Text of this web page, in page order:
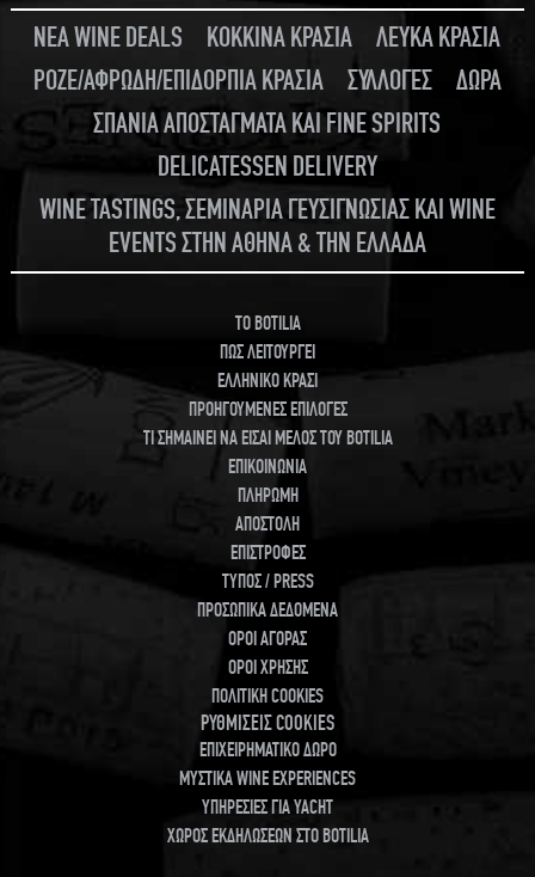
ΝΕΑ WINE DEALS ΚΟΚΚΙΝΑ ΚΡΑΣΙΑ
ΛΕΥΚΑ ΚΡΑΣΙΑ
ΡΟΖΕ/ΑΦΡΩΔΗ/ΕΠΙΔΟΡΠΙΑ ΚΡΑΣΙΑ
ΣΥΛΛΟΓΕΣ
ΔΩΡΑ
ΣΠΑΝΙΑ ΑΠΟΣΤΑΓΜΑΤΑ ΚΑΙ FINE SPIRITS
DELICATESSEN DELIVERY
WINE TASTINGS, ΣΕΜΙΝΑΡΙΑ ΓΕΥΣΙΓΝΩΣΙΑΣ ΚΑΙ WINE
EVENTS ΣΤΗΝ ΑΘΗΝΑ & ΤΗΝ ΕΛΛΑΔΑ
TO BOTILIA
ΠΩΣ ΛΕΙΤΟΥΡΓΕΙ
ΕΛΛΗΝΙΚΟ ΚΡΑΣΙ
ΠΡΟΗΓΟΥΜΕΝΕΣ ΕΠΙΛΟΓΕΣ
ΤΙ ΣΗΜΑΙΝΕΙ ΝΑ ΕΙΣΑΙ ΜΕΛΟΣ ΤΟΥ BOTILIA
ΕΠΙΚΟΙΝΩΝΙΑ
ΠΛΗΡΩΜΗ
ΑΠΟΣΤΟΛΗ
ΕΠΙΣΤΡΟΦΕΣ
ΤΥΠΟΣ / PRESS
ΠΡΟΣΩΠΙΚΑ ΔΕΔΟΜΕΝΑ
ΟΡΟΙ ΑΓΟΡΑΣ
ΟΡΟΙ ΧΡΗΣΗΣ
ΠΟΛΙΤΙΚΗ COOKIES
ΡΥΘΜΙΣΕΙΣ COOKIES
ΕΠΙΧΕΙΡΗΜΑΤΙΚΟ ΔΩΡΟ
ΜΥΣΤΙΚΑ WINE EXPERIENCES
ΥΠΗΡΕΣΙΕΣ ΓΙΑ YACHT
ΧΩΡΟΣ ΕΚΔΗΛΩΣΕΩΝ ΣΤΟ BOTILIA